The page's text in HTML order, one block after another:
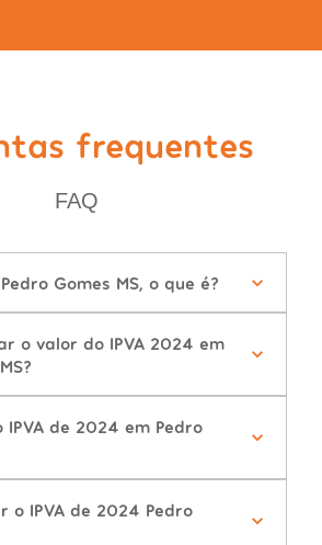
frequentes
FAQ
Gomes MS, o que é?
o valor do IPVA 2024 em
IPVA de 2024 em Pedro
o IPVA de 2024 Pedro